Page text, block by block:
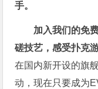
手。
加入我们的免
磋技艺，感受扑克
在国内新开设的旗
动，现在只要成为